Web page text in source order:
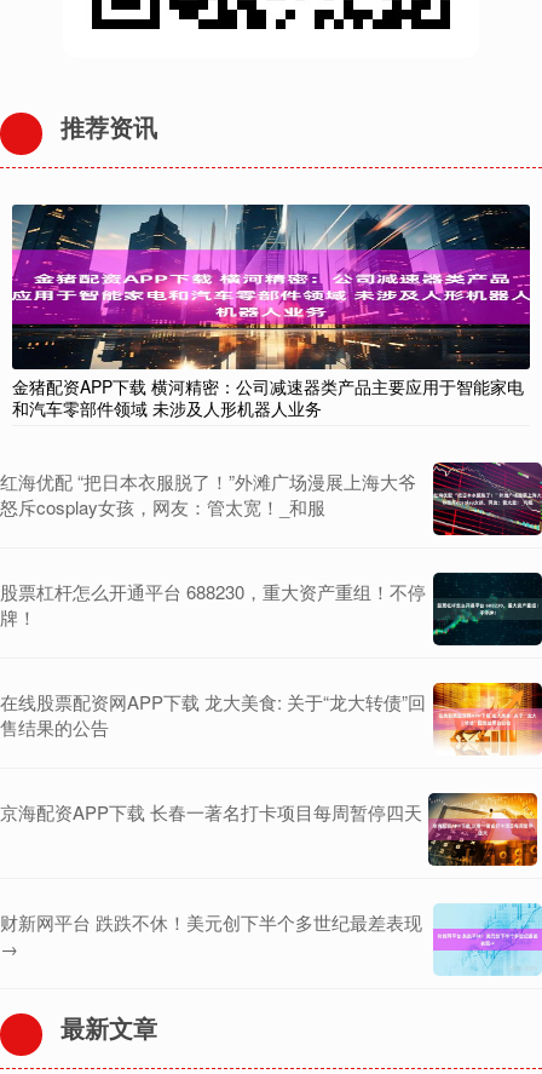
推荐资讯
金猪配资APP下载 横河精密：公司减速器类产品主要应用于智能家电
和汽车零部件领域 未涉及人形机器人业务
红海优配 “把日本衣服脱了！”外滩广场漫展上海大爷
怒斥cosplay女孩，网友：管太宽！_和服
股票杠杆怎么开通平台 688230，重大资产重组！不停
牌！
在线股票配资网APP下载 龙大美食: 关于“龙大转债”回
售结果的公告
京海配资APP下载 长春一著名打卡项目每周暂停四天
财新网平台 跌跌不休！美元创下半个多世纪最差表现
→
最新文章